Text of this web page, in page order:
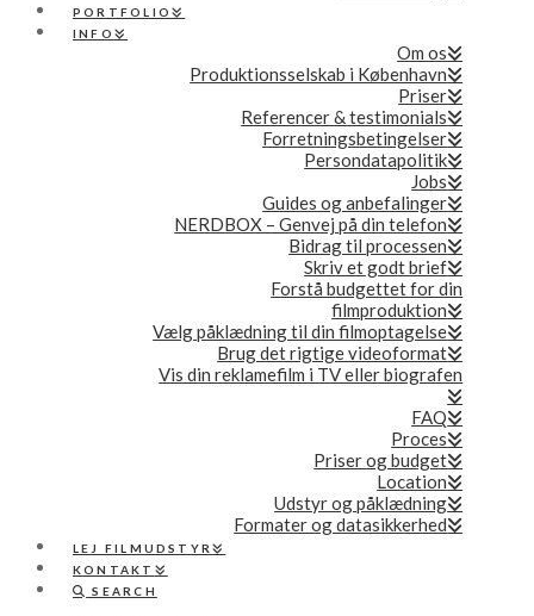
PORTFOLIO
INFO
Om os
Produktionsselskab i København
Priser
Referencer & testimonials
Forretningsbetingelser
Persondatapolitik
Jobs
Guides og anbefalinger
NERDBOX – Genvej på din telefon
Bidrag til processen
Skriv et godt brief
Forstå budgettet for din
filmproduktion
Vælg påklædning til din filmoptagelse
Brug det rigtige videoformat
Vis din reklamefilm i TV eller biografen
FAQ
Proces
Priser og budget
Location
Udstyr og påklædning
Formater og datasikkerhed
LEJ FILMUDSTYR
KONTAKT
SEARCH